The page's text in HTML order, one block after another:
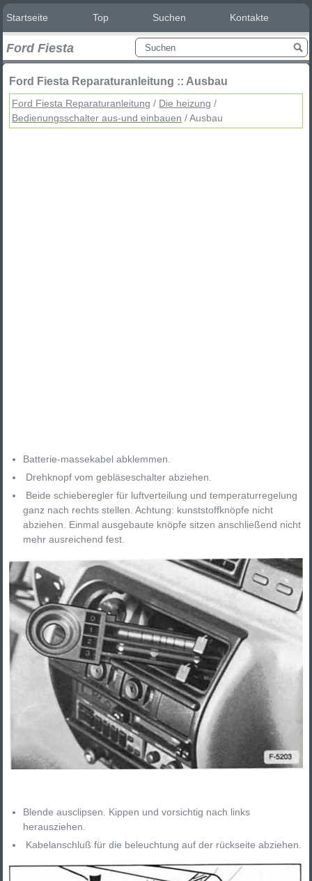
Startseite Top Suchen Kontakte
Ford Fiesta
Ford Fiesta Reparaturanleitung :: Ausbau
Ford Fiesta Reparaturanleitung / Die heizung /
Bedienungsschalter aus-und einbauen / Ausbau
Batterie-massekabel abklemmen.
Drehknopf vom gebläseschalter abziehen.
Beide schieberegler für luftverteilung und temperaturregelung
ganz nach rechts stellen. Achtung: kunststoffknöpfe nicht
abziehen. Einmal ausgebaute knöpfe sitzen anschließend nicht
mehr ausreichend fest.
Blende ausclipsen. Kippen und vorsichtig nach links
herausziehen.
Kabelanschluß für die beleuchtung auf der rückseite abziehen.